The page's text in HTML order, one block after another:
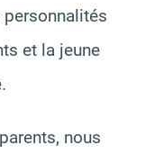
et la jeune
nous